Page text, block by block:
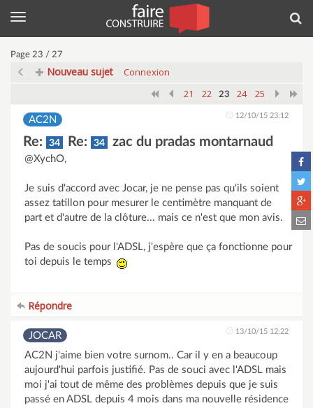
Menu
Page 23 / 27
Nouveau sujet
Connexion
21
22 23 24 25
AC2N 12/10/15 23:12
Re: 34 Re: 34 zac du pradas montarnaud
@XychO,
Je suis d'accord avec Jocar, je ne pense pas qu'ils soient
assez tatillon pour mesurer le centimètre manquant de
part et d'autre de la clôture... mais ce n'est que mon avis.
Pas de soucis pour l'ADSL, j'espère que ça fonctionne pour
toi depuis le temps
Répondre
JOCAR 13/10/15 12:22
AC2N j'aime bien votre surnom.. Car il y en a beaucoup
aujourd'hui parfois justifié. Pas de souci avec l'ADSL mais
moi j'ai tout de même des problèmes depuis que je suis
passé en ADSL depuis 4 mois dans ma nouvelle résidence